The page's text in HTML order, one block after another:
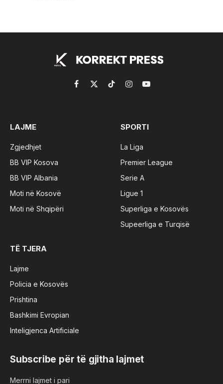
Facebook
X
TikTokInstagramYouTube
LAJME
Zgjedhjet
BB VIP Kosova
BB VIP Albania
Moti në Kosovë
Moti në Shqipëri
SPORTI
La Liga
Premier League
Serie A
Ligue 1
Superliga e Kosovës
Supeerliga e Turqisë
TË TJERA
Lajme
Policia e Kosovës
Prishtina
Bashkimi Evropian
Inteligjenca Artificiale
Subscribe për të gjitha lajmet
Merrni lajmet i pari